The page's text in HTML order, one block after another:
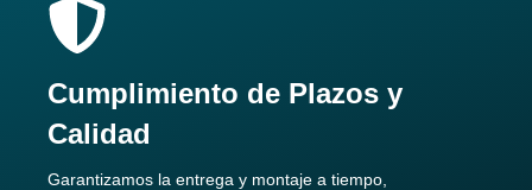
Cumplimiento de Plazos y
Calidad
Garantizamos la entrega y montaje a tiempo,